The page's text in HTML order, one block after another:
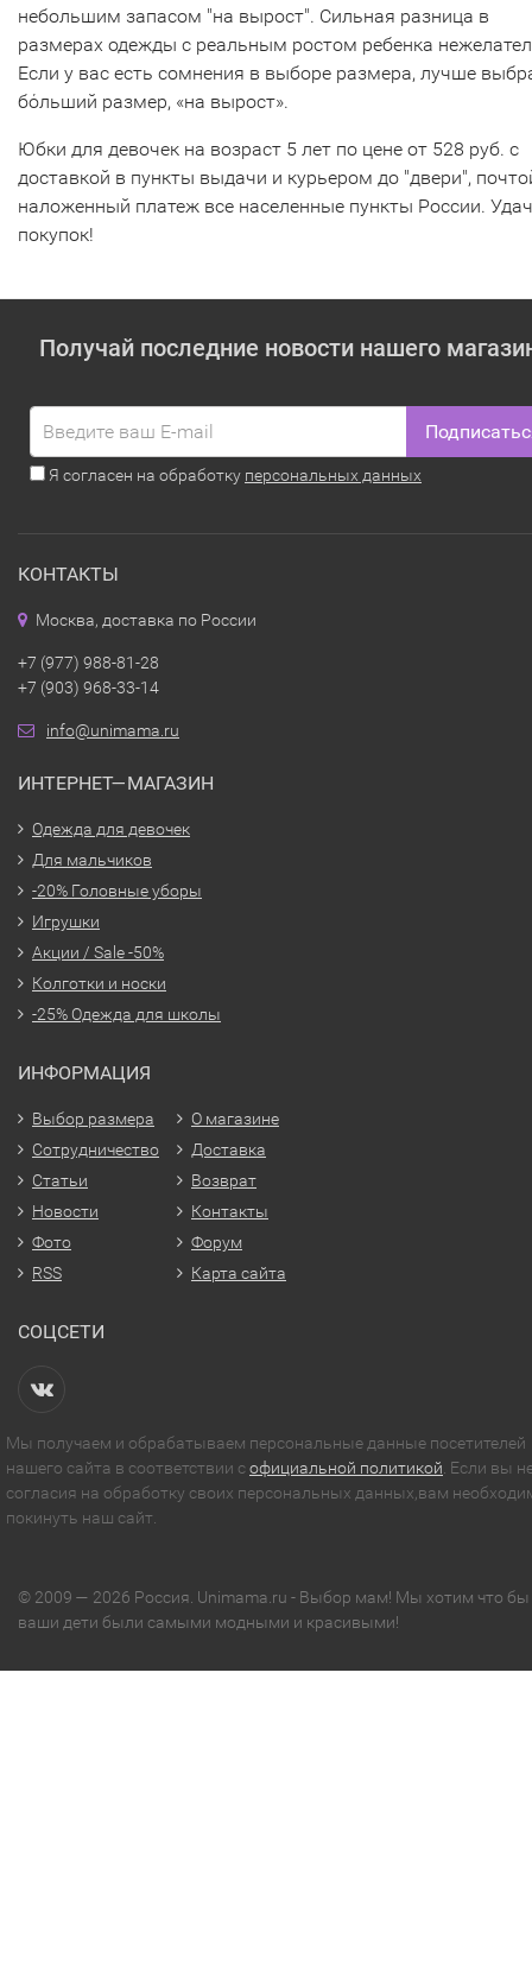
небольшим запасом "на вырост". Сильная разница в
размерах одежды с реальным ростом ребенка
Если у вас есть сомнения в выборе размера, лучше
бόльший размер, «на вырост».
Юбки для девочек на возраст 5 лет по цене от 528 руб. с
доставкой в пункты выдачи и курьером до "двери",
наложенный платеж все населенные пункты России.
покупок!
Получай последние новости нашего
Я согласен на обработку персональных данных
КОНТАКТЫ
Москва, доставка по России
+7 (977) 988-81-28
+7 (903) 968-33-14
info@unimama.ru
ИНТЕРНЕТ—МАГАЗИН
Одежда для девочек
Для мальчиков
-20% Головные уборы
Игрушки
Акции / Sale -50%
Колготки и носки
-25% Одежда для школы
ИНФОРМАЦИЯ
Выбор размера
Сотрудничество
Статьи
Новости
Фото
RSS
О магазине
Доставка
Возврат
Контакты
Форум
Карта сайта
СОЦСЕТИ
Мы получаем и обрабатываем персональные данные посетителей
нашего сайта в соответствии софициальной политикой . Если вы
согласия на обработку своих персональных данных,вам
покинуть наш сайт.
© 2009 — 2026 Россия. Unimama.ru - Выбор мам! Мы хотим что бы
ваши дети были самыми модными и красивыми!